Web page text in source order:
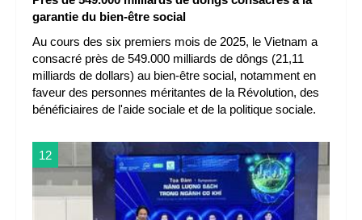
garantie du bien-être social
Au cours des six premiers mois de 2025, le Vietnam a
consacré près de 549.000 milliards de dôngs (21,11
milliards de dollars) au bien-être social, notamment en
faveur des personnes méritantes de la Révolution, des
bénéficiaires de l'aide sociale et de la politique sociale.
12